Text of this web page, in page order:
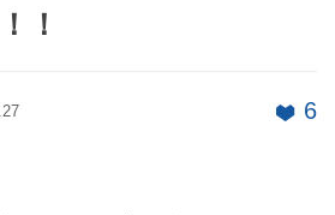
！
6